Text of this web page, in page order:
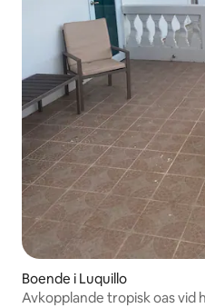
Boende i Luquillo
Avkopplande tropisk oas vid